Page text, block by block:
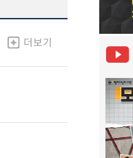
더보기